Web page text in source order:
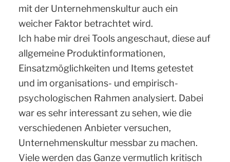
mit der Unternehmenskultur auch ein
weicher Faktor betrachtet wird.
Ich habe mir drei Tools angeschaut, diese auf
allgemeine Produktinformationen,
Einsatzmöglichkeiten und Items getestet
und im organisations- und empirisch-
psychologischen Rahmen analysiert. Dabei
war es sehr interessant zu sehen, wie die
verschiedenen Anbieter versuchen,
Unternehmenskultur messbar zu machen.
Viele werden das Ganze vermutlich kritisch